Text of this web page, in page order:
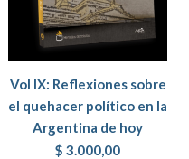
Vol IX: Reflexiones sobre
el quehacer político en la
Argentina de hoy
$ 3.000,00